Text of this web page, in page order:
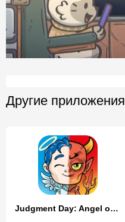
Другие приложения
Judgment Day: Angel of God